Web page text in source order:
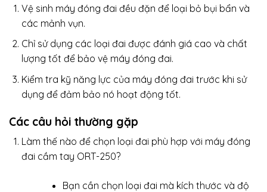
Vệ sinh máy đóng đai đều đặn để loại bỏ bụi bẩn và
các mảnh vụn.
Chỉ sử dụng các loại đai được đánh giá cao và chất
lượng tốt để bảo vệ máy đóng đai.
Kiểm tra kỹ năng lực của máy đóng đai trước khi sử
dụng để đảm bảo nó hoạt động tốt.
Các câu hỏi thường gặp
Làm thế nào để chọn loại đai phù hợp với máy đóng
đai cầm tay ORT-250?
Bạn cần chọn loại đai mà kích thước và độ